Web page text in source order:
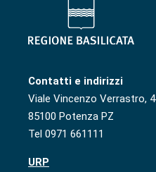
Contatti e indirizzi
Viale Vincenzo Verrastro, 4
85100 Potenza PZ
Tel 0971 661111
URP